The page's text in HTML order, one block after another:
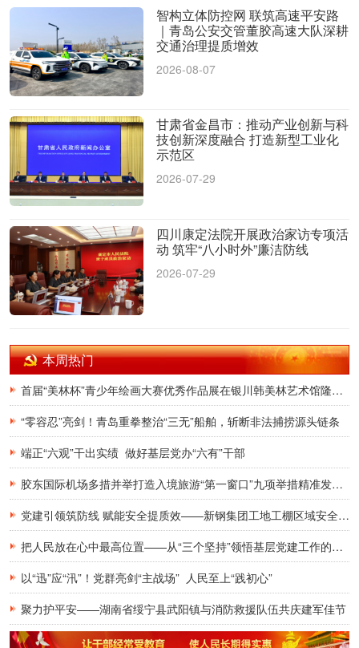
智构立体防控网 联筑高速平安路
｜青岛公安交管董胶高速大队深耕
交通治理提质增效
2026-08-07
甘肃省金昌市：推动产业创新与科
技创新深度融合 打造新型工业化
示范区
2026-07-29
四川康定法院开展政治家访专项活
动 筑牢“八小时外”廉洁防线
2026-07-29
本周热门
首届“美林杯”青少年绘画大赛优秀作品展在银川韩美林艺术馆隆重开幕
“零容忍”亮剑！青岛重拳整治“三无”船舶，斩断非法捕捞源头链条
端正“六观”干出实绩 做好基层党办“六有”干部
胶东国际机场多措并举打造入境旅游“第一窗口”九项举措精准发力，助力青岛建设国际滨海旅游度假胜地
党建引领筑防线 赋能安全提质效——新钢集团工地工棚区域安全管理创新实践研究
把人民放在心中最高位置——从“三个坚持”领悟基层党建工作的为民初心
以“迅”应“汛”！党群亮剑“主战场” 人民至上“践初心”
聚力护平安——湖南省绥宁县武阳镇与消防救援队伍共庆建军佳节